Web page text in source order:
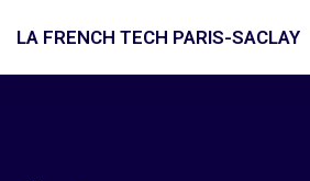
LA FRENCH TECH PARIS-SACLAY